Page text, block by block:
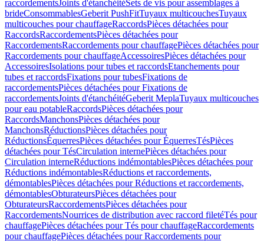
raccordementsJoints d'étanchéitéSets de vis pour assemblages à
brideConsommablesGeberit PushFitTuyaux multicouchesTuyaux
multicouches pour chauffageRaccordsPièces détachées pour
RaccordsRaccordementsPièces détachées pour
RaccordementsRaccordements pour chauffagePièces détachées pour
Raccordements pour chauffageAccessoiresPièces détachées pour
AccessoiresIsolations pour tubes et raccordsEtanchements pour
tubes et raccordsFixations pour tubesFixations de
raccordementsPièces détachées pour Fixations de
raccordementsJoints d'étanchéitéGeberit MeplaTuyaux multicouches
pour eau potableRaccordsPièces détachées pour
RaccordsManchonsPièces détachées pour
ManchonsRéductionsPièces détachées pour
RéductionsÉquerresPièces détachées pour ÉquerresTésPièces
détachées pour TésCirculation internePièces détachées pour
Circulation interneRéductions indémontablesPièces détachées pour
Réductions indémontablesRéductions et raccordements,
démontablesPièces détachées pour Réductions et raccordements,
démontablesObturateursPièces détachées pour
ObturateursRaccordementsPièces détachées pour
RaccordementsNourrices de distribution avec raccord filetéTés pour
chauffagePièces détachées pour Tés pour chauffageRaccordements
pour chauffagePièces détachées pour Raccordements pour